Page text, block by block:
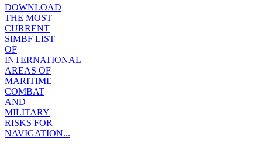
DOWNLOAD
THE MOST
CURRENT
SIMBF LIST
OF
INTERNATIONAL
AREAS OF
MARITIME
COMBAT
AND
MILITARY
RISKS FOR
NAVIGATION...